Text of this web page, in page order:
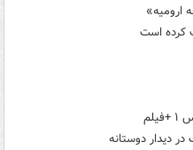
ارومیه»
کرده است
دیدار دوستانه